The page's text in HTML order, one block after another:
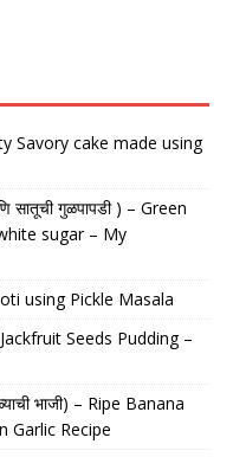
Savory cake made using
गुळपापडी ) – Green
sugar – My
using Pickle Masala
Seeds Pudding –
भाजी) – Ripe Banana
Garlic Recipe